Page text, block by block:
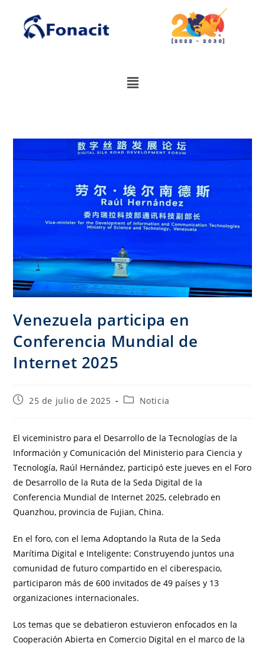
Venezuela participa en
Conferencia Mundial de
Internet 2025
25 de julio de 2025 Noticia
El viceministro para el Desarrollo de la Tecnologías de la
Información y Comunicación del Ministerio para Ciencia y
Tecnología, Raúl Hernández, participó este jueves en el Foro
de Desarrollo de la Ruta de la Seda Digital de la
Conferencia Mundial de Internet 2025, celebrado en
Quanzhou, provincia de Fujian, China.
En el foro, con el lema Adoptando la Ruta de la Seda
Marítima Digital e Inteligente: Construyendo juntos una
comunidad de futuro compartido en el ciberespacio,
participaron más de 600 invitados de 49 países y 13
organizaciones internacionales.
Los temas que se debatieron estuvieron enfocados en la
Cooperación Abierta en Comercio Digital en el marco de la